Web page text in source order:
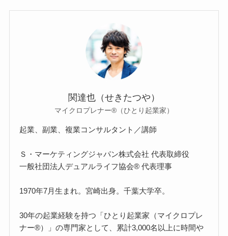
関達也（せきたつや）
マイクロプレナー®（ひとり起業家）
起業、副業、複業コンサルタント／講師
Ｓ・マーケティングジャパン株式会社 代表取締役
一般社団法人デュアルライフ協会® 代表理事
1970年7月生まれ。宮崎出身。千葉大学卒。
30年の起業経験を持つ「ひとり起業家（マイクロプレ
ナー®）」の専門家として、累計3,000名以上に時間や